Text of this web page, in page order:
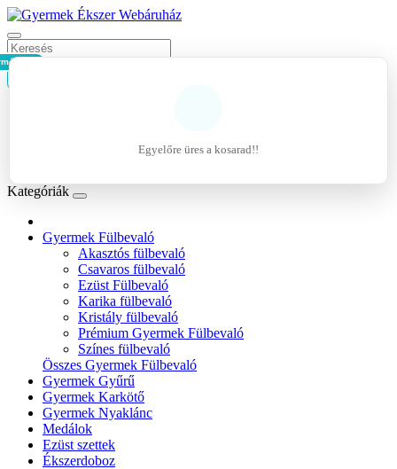
- 0Ft
Egyelőre üres a kosarad!!
Kategóriák
Gyermek Fülbevaló
Akasztós fülbevaló
Csavaros fülbevaló
Ezüst Fülbevaló
Karika fülbevaló
Kristály fülbevaló
Prémium Gyermek Fülbevaló
Színes fülbevaló
Összes Gyermek Fülbevaló
Gyermek Gyűrű
Gyermek Karkötő
Gyermek Nyaklánc
Medálok
Ezüst szettek
Ékszerdoboz